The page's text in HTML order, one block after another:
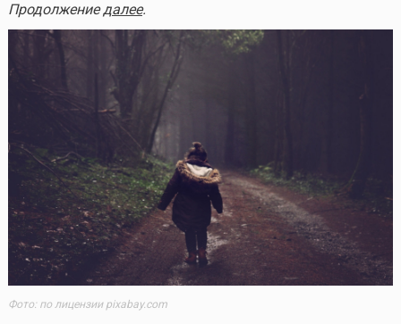
Продолжениедалее.
Фото: по лицензии pixabay.com